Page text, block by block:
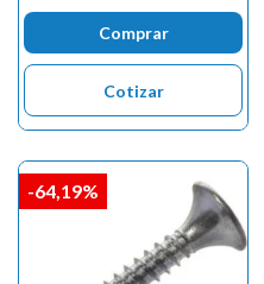
Comprar
Cotizar
-64,19%